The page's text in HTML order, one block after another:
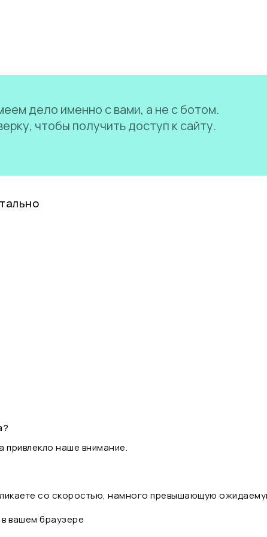
дело именно с вами, а не с ботом.
чтобы получить доступ к сайту.
привлекло наше внимание.
со скоростью, намного превышающую
вашем браузере